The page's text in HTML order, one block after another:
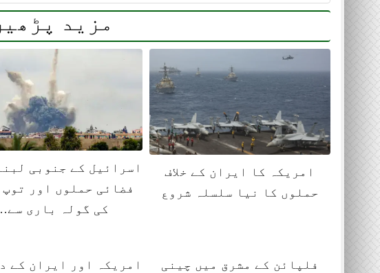
مزید
امریکہ کا ایران کے خلاف
حملوں کا نیا سلسلہ شروع
اسرائیل کے جنوبی
فضائی حملوں اور
کی گولہ باری
فلپائن کے مشرق میں چینی
امریکہ اور ایران کے